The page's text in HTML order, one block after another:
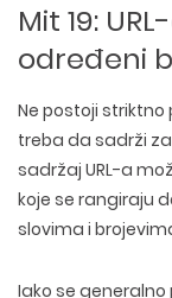
Mit 19:
određeni
Ne postoji striktno
treba da sadrži
sadržaj URL-a
koje se rangiraju
slovima i
Iako se generalno